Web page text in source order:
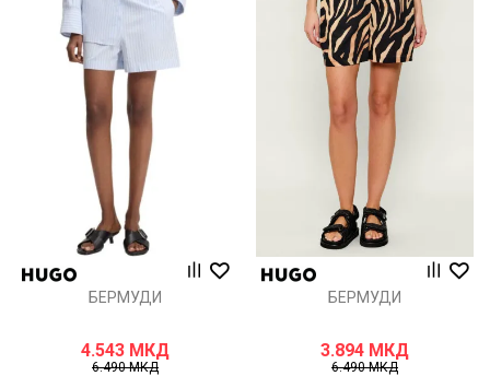
БЕРМУДИ
4.543 МКД
6.490МКД
БЕРМУДИ
3.894 МКД
6.490МКД